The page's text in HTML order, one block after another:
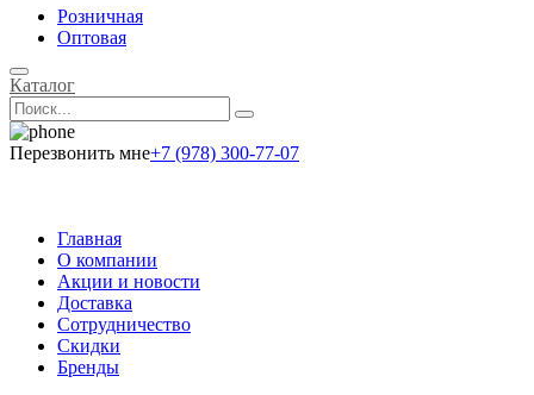
Розничная
Оптовая
Каталог
Перезвонить мне+7 (978) 300-77-07
Главная
О компании
Акции и новости
Доставка
Сотрудничество
Скидки
Бренды